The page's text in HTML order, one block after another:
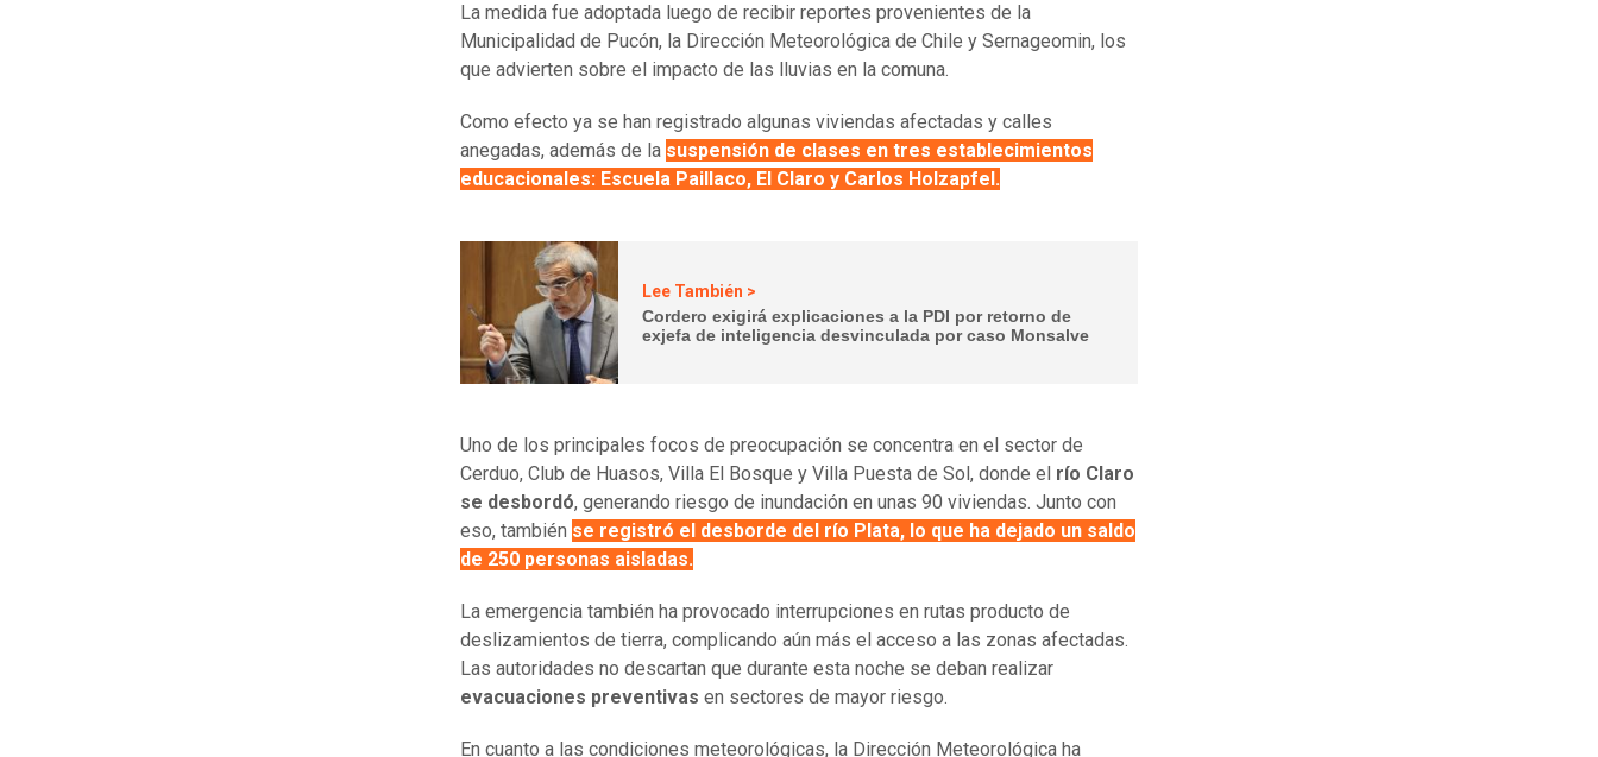
La medida fue adoptada luego de recibir reportes provenientes de la
Municipalidad de Pucón, la Dirección Meteorológica de Chile y Sernageomin, los
que advierten sobre el impacto de las lluvias en la comuna.
Como efecto ya se han registrado algunas viviendas afectadas y calles
anegadas, además de la suspensión de clases en tres establecimientos
educacionales: Escuela Paillaco, El Claro y Carlos Holzapfel.
Lee También >
Cordero exigirá explicaciones a la PDI por retorno de
exjefa de inteligencia desvinculada por caso Monsalve
Uno de los principales focos de preocupación se concentra en el sector de
Cerduo, Club de Huasos, Villa El Bosque y Villa Puesta de Sol, donde el río Claro
se desbordó, generando riesgo de inundación en unas 90 viviendas. Junto con
eso, también se registró el desborde del río Plata, lo que ha dejado un saldo
de 250 personas aisladas.
La emergencia también ha provocado interrupciones en rutas producto de
deslizamientos de tierra, complicando aún más el acceso a las zonas afectadas.
Las autoridades no descartan que durante esta noche se deban realizar
evacuaciones preventivas en sectores de mayor riesgo.
En cuanto a las condiciones meteorológicas, la Dirección Meteorológica ha